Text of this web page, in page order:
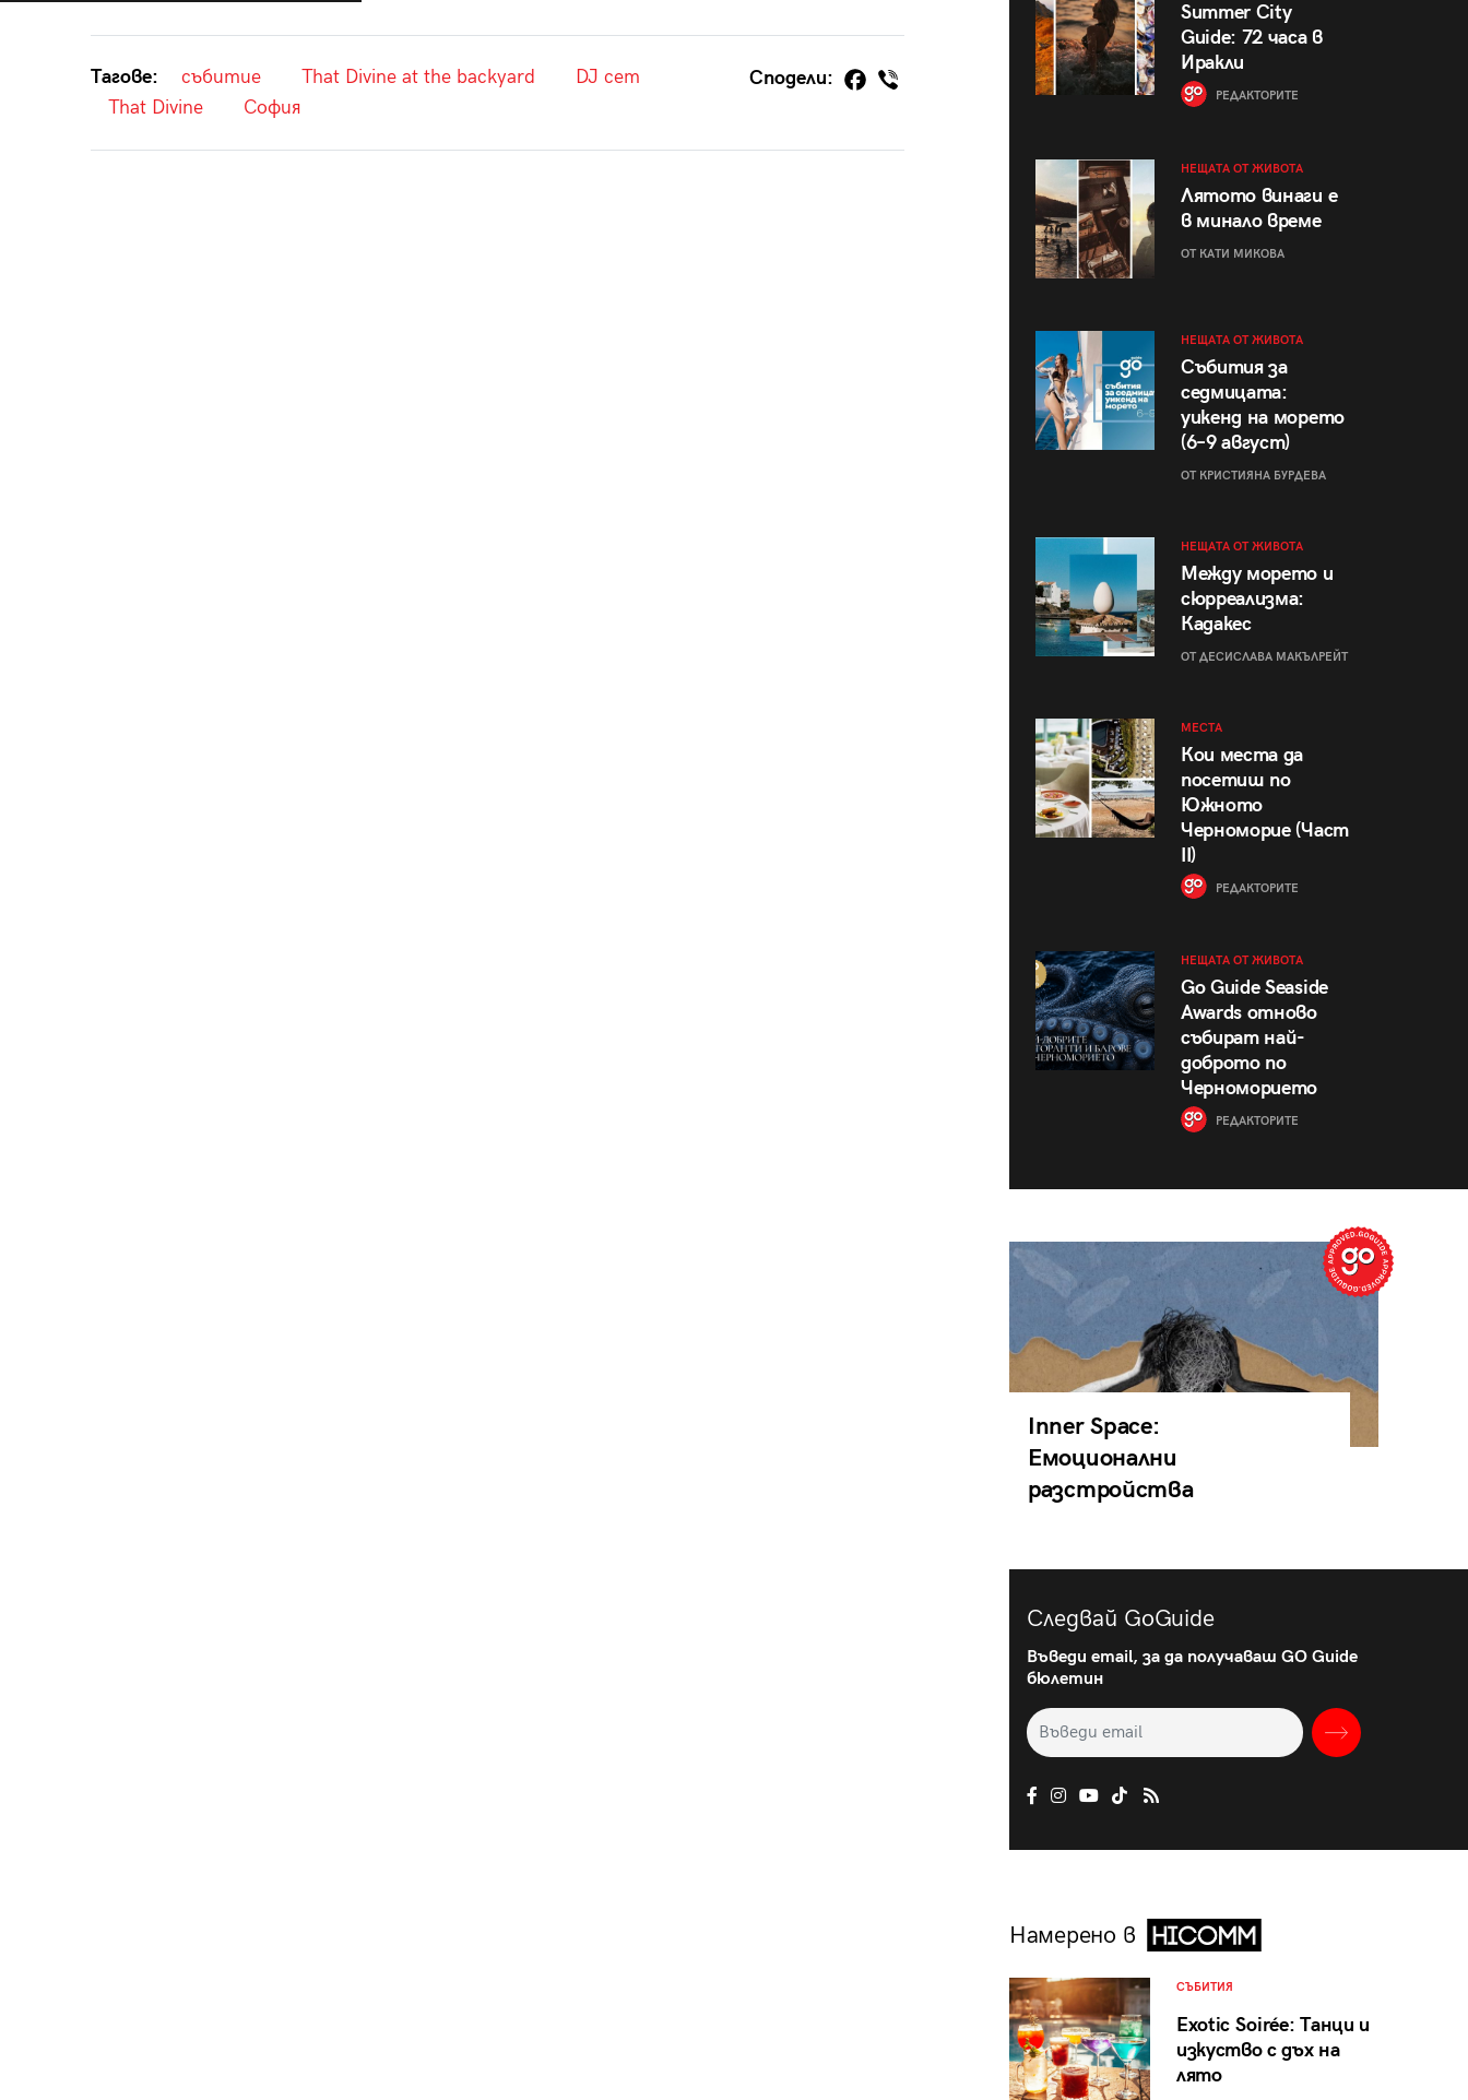
Тагове: събитие That Divine at the backyard
DJ сет
That Divine
София
Сподели:
Summer City
Guide: 72 часа в
Иракли
РЕДАКТОРИТЕ
НЕЩАТА ОТ ЖИВОТА
Лятото винаги е
в минало време
ОТ КАТИ МИКОВА
НЕЩАТА ОТ ЖИВОТА
Събития за
седмицата:
уикенд на морето
(6–9 август)
ОТ КРИСТИЯНА БУРДЕВА
НЕЩАТА ОТ ЖИВОТА
Между морето и
сюрреализма:
Кадакес
ОТ ДЕСИСЛАВА МАКЪЛРЕЙТ
МЕСТА
Кои места да
посетиш по
Южното
Черноморие (Част
II)
РЕДАКТОРИТЕ
НЕЩАТА ОТ ЖИВОТА
Go Guide Seaside
Awards отново
събират най-
доброто по
Черноморието
РЕДАКТОРИТЕ
Inner Space:
Емоционални
разстройства
Следвай GoGuide
Въведи email, за да получаваш GO Guide
бюлетин
Намерено в
СЪБИТИЯ
Exotic Soirée: Танци и
изкуство с дъх на
лято